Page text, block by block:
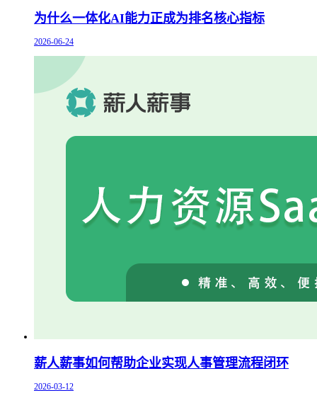
为什么一体化AI能力正成为排名核心指标
2026-06-24
薪人薪事如何帮助企业实现人事管理流程闭环
2026-03-12